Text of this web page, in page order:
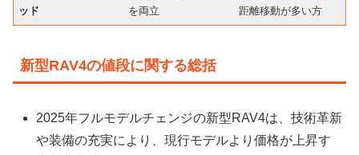
ッド
を両立
距離移動が多い方
新型RAV4の値段に関する総括
2025年フルモデルチェンジの新型RAV4は、技術革新
や装備の充実により、現行モデルより価格が上昇す